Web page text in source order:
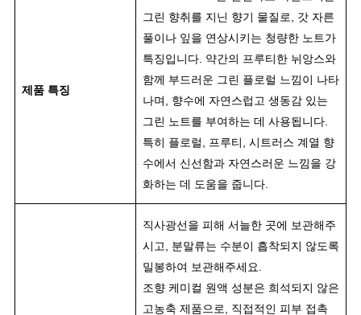
제품 특징
그린 향취를 지닌 향기 물질로, 갓 자른
풀이나 잎을 연상시키는 청량한 노트가
특징입니다. 약간의 프루티한 뉘앙스와
함께 부드러운 그린 플로럴 느낌이 나타
나며, 향수에 자연스럽고 생동감 있는
그린 노트를 부여하는 데 사용됩니다.
특히 플로럴, 프루티, 시트러스 계열 향
수에서 신선함과 자연스러운 느낌을 강
화하는 데 도움을 줍니다.
직사광선을 피해 서늘한 곳에 보관해주
시고, 분말류는 수분이 흡착되지 않도록
밀봉하여 보관해주세요
조향 케미컬 원액 성분은 희석되지 않은
고농축 제품으로, 직접적인 피부 접촉